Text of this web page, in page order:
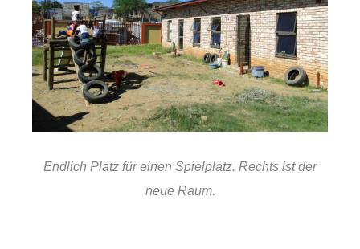
Endlich Platz für einen Spielplatz. Rechts ist der
neue Raum.